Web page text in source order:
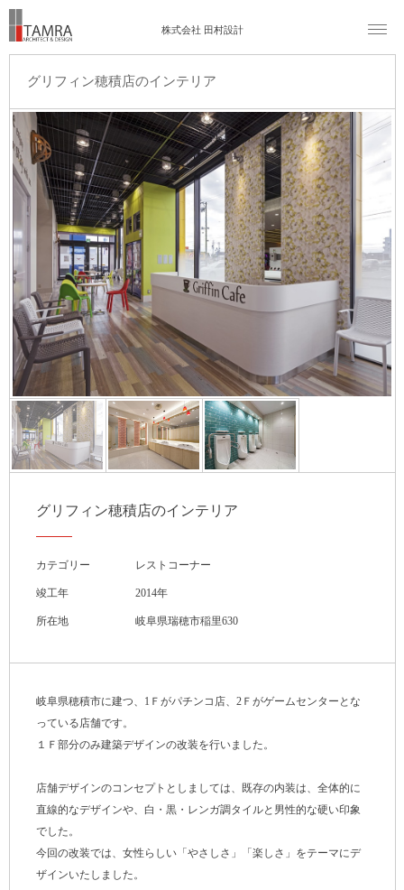
株式会社 田村設計
グリフィン穂積店のインテリア
グリフィン穂積店のインテリア
カテゴリー レストコーナー
竣工年 2014年
所在地 岐阜県瑞穂市稲里630
岐阜県穂積市に建つ、1Ｆがパチンコ店、2Ｆがゲームセンターとな
っている店舗です。
１Ｆ部分のみ建築デザインの改装を行いました。
店舗デザインのコンセプトとしましては、既存の内装は、全体的に
直線的なデザインや、白・黒・レンガ調タイルと男性的な硬い印象
でした。
今回の改装では、女性らしい「やさしさ」「楽しさ」をテーマにデ
ザインいたしました。